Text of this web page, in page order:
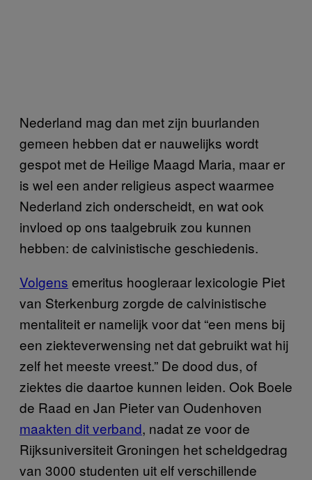
Nederland mag dan met zijn buurlanden
gemeen hebben dat er nauwelijks wordt
gespot met de Heilige Maagd Maria, maar er
is wel een ander religieus aspect waarmee
Nederland zich onderscheidt, en wat ook
invloed op ons taalgebruik zou kunnen
hebben: de calvinistische geschiedenis.
Volgens emeritus hoogleraar lexicologie Piet
van Sterkenburg zorgde de calvinistische
mentaliteit er namelijk voor dat “een mens bij
een ziekteverwensing net dat gebruikt wat hij
zelf het meeste vreest.” De dood dus, of
ziektes die daartoe kunnen leiden. Ook Boele
de Raad en Jan Pieter van Oudenhoven
maakten dit verband, nadat ze voor de
Rijksuniversiteit Groningen het scheldgedrag
van 3000 studenten uit elf verschillende